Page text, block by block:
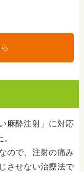
麻酔注射」に対応
ので、注射の痛み
させない治療法で